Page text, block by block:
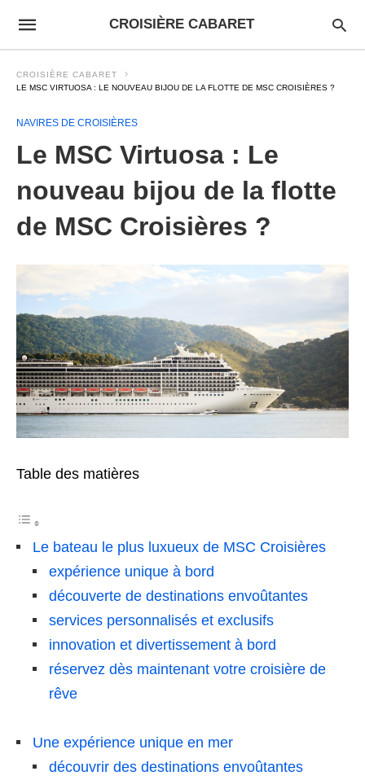
CROISIÈRE CABARET
CROISIÈRE CABARET
LE MSC VIRTUOSA : LE NOUVEAU BIJOU DE LA FLOTTE DE MSC CROISIÈRES ?
NAVIRES DE CROISIÈRES
Le MSC Virtuosa : Le
nouveau bijou de la flotte
de MSC Croisières ?
Table des matières
Le bateau le plus luxueux de MSC Croisières
expérience unique à bord
découverte de destinations envoûtantes
services personnalisés et exclusifs
innovation et divertissement à bord
réservez dès maintenant votre croisière de
rêve
Une expérience unique en mer
découvrir des destinations envoûtantes